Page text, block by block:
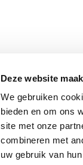
Deze website
We gebruiken
bieden en om ons
site met onze
combineren met
uw gebruik van